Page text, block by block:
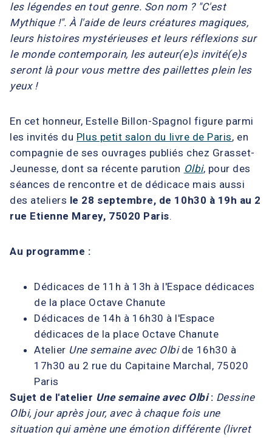
les légendes en tout genre. Son nom ? "C'est
Mythique !". À l'aide de leurs créatures magiques,
leurs histoires mystérieuses et leurs réflexions sur
le monde contemporain, les auteur(e)s invité(e)s
seront là pour vous mettre des paillettes plein les
yeux !
En cet honneur, Estelle Billon-Spagnol figure parmi
les invités du Plus petit salon du livre de Paris, en
compagnie de ses ouvrages publiés chez Grasset-
Jeunesse, dont sa récente parution Olbi, pour des
séances de rencontre et de dédicace mais aussi
des ateliers le 28 septembre, de 10h30 à 19h au 2
rue Etienne Marey, 75020 Paris.
Au programme :
Dédicaces de 11h à 13h à l'Espace dédicaces
de la place Octave Chanute
Dédicaces de 14h à 16h30 à l'Espace
dédicaces de la place Octave Chanute
Atelier Une semaine avec Olbi de 16h30 à
17h30 au 2 rue du Capitaine Marchal, 75020
Paris
Sujet de l'atelier Une semaine avec Olbi: Dessine
Olbi, jour après jour, avec à chaque fois une
situation qui amène une émotion différente (livret